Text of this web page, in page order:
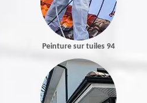
Peinture sur tuiles 94